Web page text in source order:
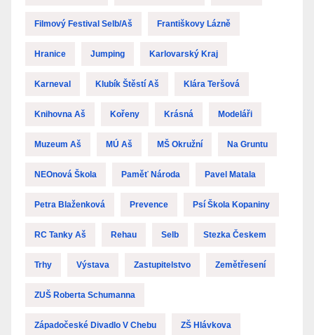
Filmový Festival Selb/Aš Františkovy Lázně
Hranice Jumping Karlovarský Kraj
Karneval Klubík Štěstí Aš Klára Teršová
Knihovna Aš Kořeny Krásná Modeláři
Muzeum Aš MÚ Aš MŠ Okružní Na Gruntu
NEOnová Škola Paměť Národa Pavel Matala
Petra Blaženková Prevence Psí Škola Kopaniny
RC Tanky Aš Rehau Selb Stezka Českem
Trhy Výstava Zastupitelstvo Zemětřesení
ZUŠ Roberta Schumanna
Západočeské Divadlo V Chebu ZŠ Hlávkova